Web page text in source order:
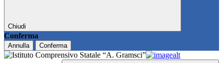
Chiudi
Conferma
Annulla Conferma